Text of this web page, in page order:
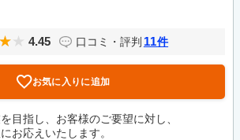
4.45 口コミ・評判 11件
お気に入りに追加
目指し、お客様のご要望に対し、
お応えいたします。